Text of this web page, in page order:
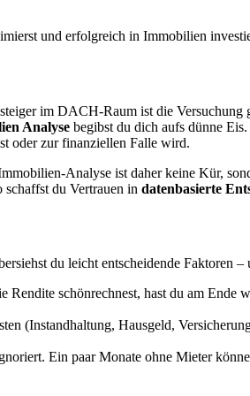
und erfolgreich in Immobilien
im DACH-Raum ist die Versuchung
Analyse begibst du dich aufs dünne
oder zur finanziellen Falle wird.
Analyse ist daher keine Kür,
du Vertrauen in datenbasierte
du leicht entscheidende Faktoren
schönrechnest, hast du am Ende
(Instandhaltung, Hausgeld,
Ein paar Monate ohne Mieter